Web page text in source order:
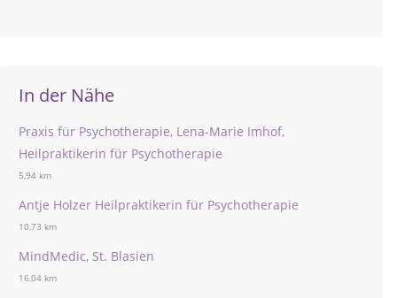
In der Nähe
Praxis für Psychotherapie, Lena-Marie Imhof,
Heilpraktikerin für Psychotherapie
5,94 km
Antje Holzer Heilpraktikerin für Psychotherapie
10,73 km
MindMedic, St. Blasien
16,04 km